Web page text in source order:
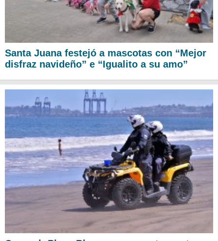
Santa Juana festejó a mascotas con “Mejor
disfraz navideño” e “Igualito a su amo”